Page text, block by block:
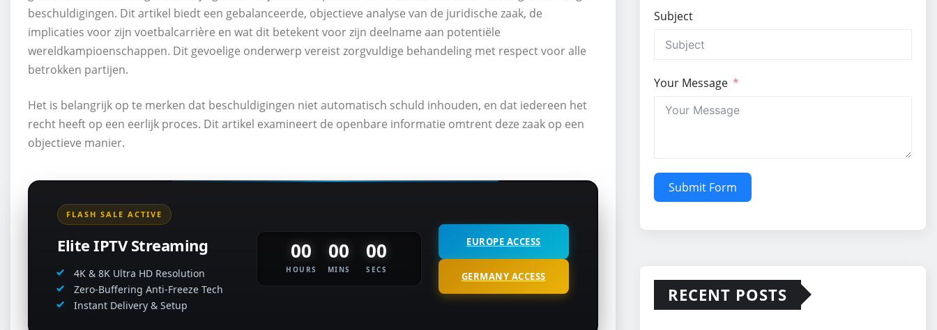
beschuldigingen. Dit artikel biedt een gebalanceerde, objectieve analyse van de juridische zaak, de
implicaties voor zijn voetbalcarrière en wat dit betekent voor zijn deelname aan potentiële
wereldkampioenschappen. Dit gevoelige onderwerp vereist zorgvuldige behandeling met respect voor alle
betrokken partijen.
Het is belangrijk op te merken dat beschuldigingen niet automatisch schuld inhouden, en dat iedereen het
recht heeft op een eerlijk proces. Dit artikel examineert de openbare informatie omtrent deze zaak op een
objectieve manier.
FLASH SALE ACTIVE
Elite IPTV Streaming
4K & 8K Ultra HD Resolution
Zero-Buffering Anti-Freeze Tech
Instant Delivery & Setup
00
HOURS
00
MINS
00
SECS
EUROPE ACCESS
GERMANY ACCESS
Subject
Your Message
Submit Form
RECENT POSTS